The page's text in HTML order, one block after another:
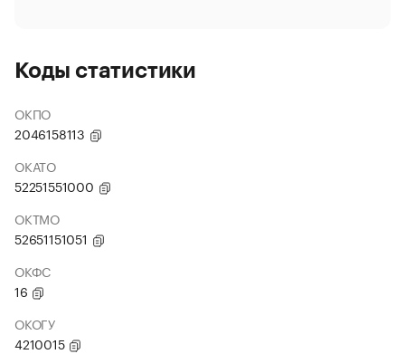
Коды статистики
ОКПО
2046158113
ОКАТО
52251551000
ОКТМО
52651151051
ОКФС
16
ОКОГУ
4210015